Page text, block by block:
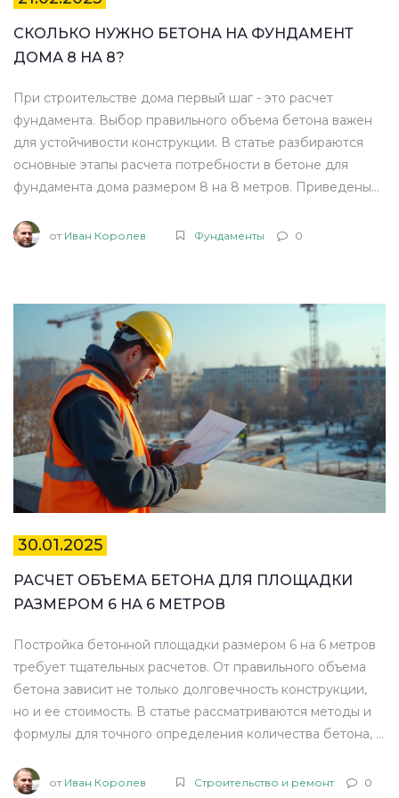
СКОЛЬКО НУЖНО БЕТОНА НА ФУНДАМЕНТ
ДОМА 8 НА 8?
При строительстве дома первый шаг - это расчет
фундамента. Выбор правильного объема бетона важен
для устойчивости конструкции. В статье разбираются
основные этапы расчета потребности в бетоне для
фундамента дома размером 8 на 8 метров. Приведены
экономии времени и средств.
от Иван Королев Фундаменты 0
30.01.2025
РАСЧЕТ ОБЪЕМА БЕТОНА ДЛЯ ПЛОЩАДКИ
РАЗМЕРОМ 6 НА 6 МЕТРОВ
Постройка бетонной площадки размером 6 на 6 метров
требует тщательных расчетов. От правильного объема
бетона зависит не только долговечность конструкции,
но и ее стоимость. В статье рассматриваются методы и
формулы для точного определения количества бетона, а
о бетоне. Узнайте, как правильно подойти к выбору
от Иван Королев Строительство и ремонт 0